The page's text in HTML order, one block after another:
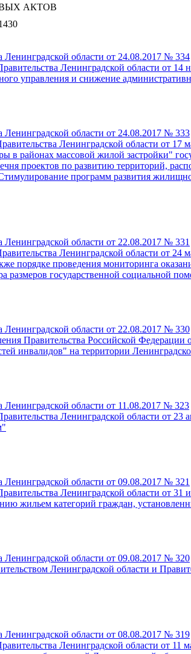
АКТОВ
Ленинградской области от 24.08.2017 № 334
Ленинградской области от
управления и снижение
Ленинградской области от 24.08.2017 № 333
Ленинградской области от
в районах массовой жилой застройки"
проектов по развитию территорий,
программ развития
Ленинградской области от 22.08.2017 № 331
Ленинградской области от
порядке проведения мониторинга
размеров государственной социальной
Ленинградской области от 22.08.2017 № 330
Правительства Российской
инвалидов" на территории
Ленинградской области от 11.08.2017 № 323
Ленинградской области от
Ленинградской области от 09.08.2017 № 321
Ленинградской области от
жильем категорий граждан,
Ленинградской области от 09.08.2017 № 320
Ленинградской области и
Ленинградской области от 08.08.2017 № 319
Ленинградской области от